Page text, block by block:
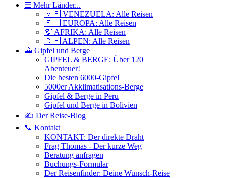
☰ Mehr Länder...
🇻🇪 VENEZUELA: Alle Reisen
🇪🇺 EUROPA: Alle Reisen
🦒 AFRIKA: Alle Reisen
🇨🇭 ALPEN: Alle Reisen
🗻 Gipfel und Berge
GIPFEL & BERGE: Über 120
Abenteuer!
Die besten 6000-Gipfel
5000er Akklimatisations-Berge
Gipfel & Berge in Peru
Gipfel und Berge in Bolivien
✍️ Der Reise-Blog
📞 Kontakt
KONTAKT: Der direkte Draht
Frag Thomas - Der kurze Weg
Beratung anfragen
Buchungs-Formular
Der Reisenfinder: Deine Wunsch-Reise